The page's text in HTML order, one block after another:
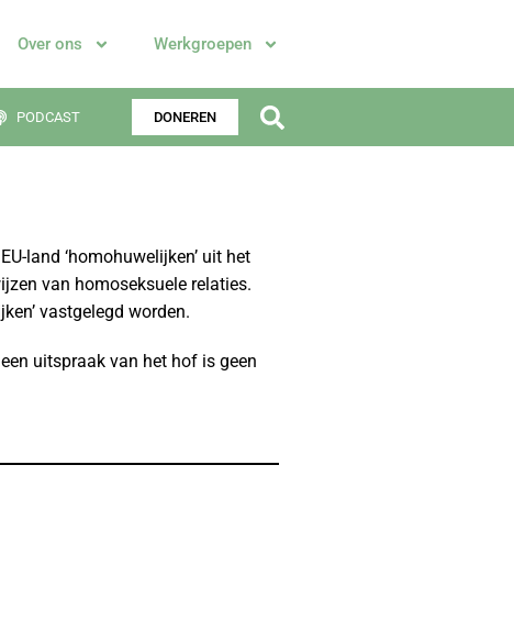
Over ons Werkgroepen
PODCAST DONEREN
land ‘homohuwelijken’ uit het
van homoseksuele relaties.
vastgelegd worden.
uitspraak van het hof is geen